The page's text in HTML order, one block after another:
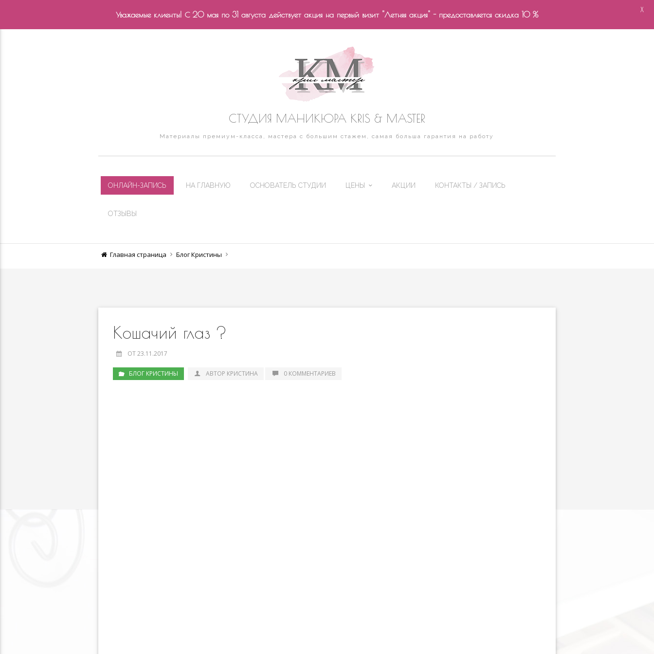
СТУДИЯ МАНИКЮРА KRIS & MASTER
Материалы премиум-класса, мастера с большим стажем, самая больша гарантия на работу
ОНЛАЙН-ЗАПИСЬ НА ГЛАВНУЮ ОСНОВАТЕЛЬ СТУДИИ ЦЕНЫ АКЦИИ КОНТАКТЫ / ЗАПИСЬ
ОТЗЫВЫ
Главная страница Блог Кристины
Кошачий глаз ?
ОТ 23.11.2017
БЛОГ КРИСТИНЫ АВТОР КРИСТИНА 0 КОММЕНТАРИЕВ
Уважаемые клиенты! С 20 мая по 31 августа действует акция на первый визит "Летняя акция" - предоставляется скидка 10 %
X